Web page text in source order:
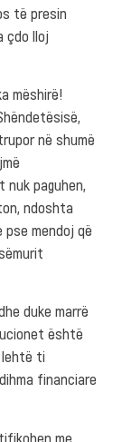
të presin
çdo lloj
mëshirë!
në shumë
paguhen,
ndoshta
pse mendoj që
duke marrë
është
lehtë ti
financiare